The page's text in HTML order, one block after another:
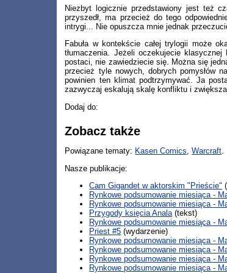
Niezbyt logicznie przedstawiony jest też
przyszedł, ma przecież do tego
intrygi... Nie opuszcza mnie jednak
Fabuła w kontekście całej trylogii może
tłumaczenia. Jeżeli oczekujecie
postaci, nie zawiedziecie się. Można się
przecież tyle nowych, dobrych pomysłów
powinien ten klimat podtrzymywać. Ja
zazwyczaj eskalują skalę konfliktu i
Dodaj do:
Zobacz także
Powiązane tematy: Kasen Comics,Warcraft.
Nasze publikacje:
Cam Gigandet w aktorskim "Prieście"
Rynkowe podsumowanie miesiąca -
Rynkowe podsumowanie miesiąca -
Przygody księcia Anala (tekst)
Rynkowe podsumowanie miesiąca -
Priest #5 (wydarzenie)
Rynkowe podsumowanie miesiąca -
Rynkowe podsumowanie miesiąca -
Rynkowe podsumowanie miesiąca -
Rynkowe podsumowanie miesiąca -